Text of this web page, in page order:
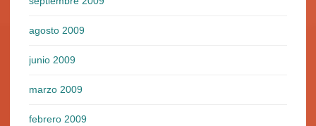
agosto 2009
junio 2009
marzo 2009
febrero 2009